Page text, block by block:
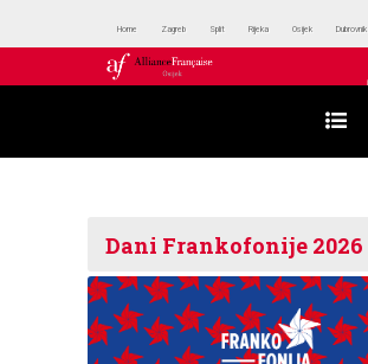
Home Zagreb Split Rijeka Osijek Dubrovnik
Dani Frankofonije 2026